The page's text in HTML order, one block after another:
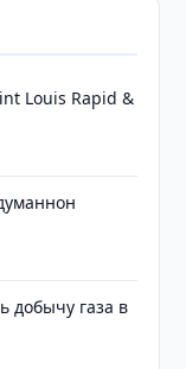
Louis Rapid &
добычу газа в